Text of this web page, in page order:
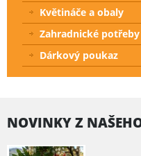
Květináče a obaly
Zahradnické potřeby
Dárkový poukaz
NOVINKY Z